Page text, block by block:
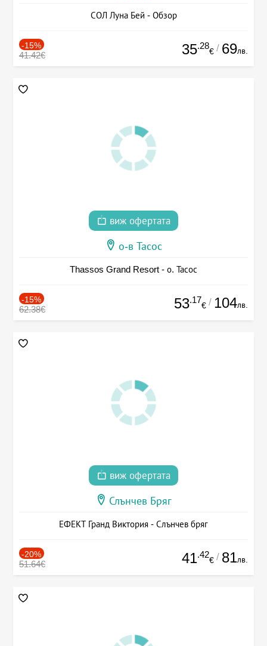
СОЛ Луна Бей - Обзор
-15%
41.42€ 35.28
€ / 69лв.
виж офертата
о-в Тасос
Thassos Grand Resort - о. Тасос
-15%
62.38€ 53.17
€ / 104лв.
виж офертата
Слънчев Бряг
ЕФЕКТ Гранд Виктория - Слънчев бряг
-20%
51.64€ 41.42
€ / 81лв.